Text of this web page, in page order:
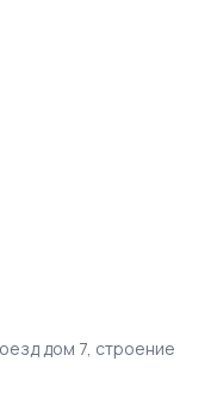
дом 7, строение